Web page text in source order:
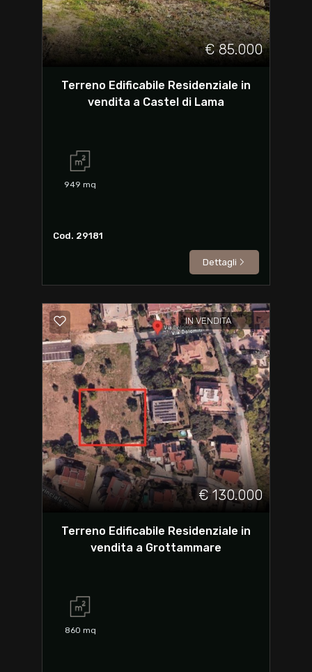
€ 85.000
Terreno Edificabile Residenziale in
vendita a Castel di Lama
949 mq
Cod. 29181
Dettagli
IN VENDITA
€ 130.000
Terreno Edificabile Residenziale in
vendita a Grottammare
860 mq